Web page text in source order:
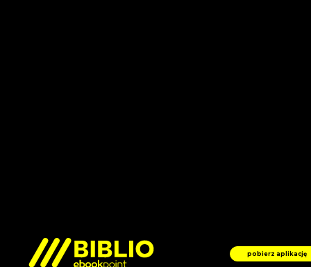
pobierz aplikację